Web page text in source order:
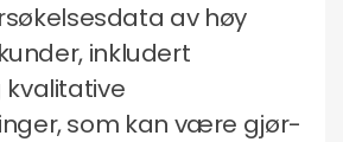
av høy
inkludert
som kan være gjør-